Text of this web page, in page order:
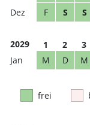
F
S S
2029 1 2 3
M
D M
frei